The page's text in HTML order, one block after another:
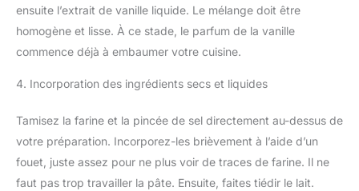
ensuite l’extrait de vanille liquide. Le mélange doit être
homogène et lisse. À ce stade, le parfum de la vanille
commence déjà à embaumer votre cuisine.
4. Incorporation des ingrédients secs et liquides
Tamisez la farine et la pincée de sel directement au-dessus de
votre préparation. Incorporez-les brièvement à l’aide d’un
fouet, juste assez pour ne plus voir de traces de farine. Il ne
faut pas trop travailler la pâte. Ensuite, faites tiédir le lait.